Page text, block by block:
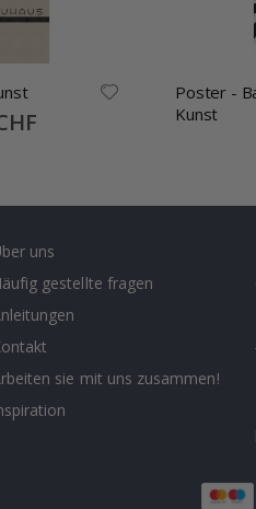
Poster -
Kunst
uns
gestellte fragen
sie mit uns zusammen!